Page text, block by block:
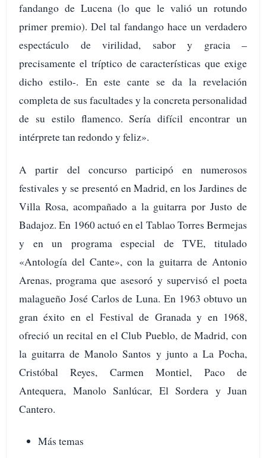
fandango de Lucena (lo que le valió un rotundo
primer premio). Del tal fandango hace un verdadero
espectáculo de virilidad, sabor y gracia –
precisamente el tríptico de características que exige
dicho estilo-. En este cante se da la revelación
completa de sus facultades y la concreta personalidad
de su estilo flamenco. Sería difícil encontrar un
intérprete tan redondo y feliz».
A partir del concurso participó en numerosos
festivales y se presentó en Madrid, en los Jardines de
Villa Rosa, acompañado a la guitarra por Justo de
Badajoz. En 1960 actuó en el Tablao Torres Bermejas
y en un programa especial de TVE, titulado
«Antología del Cante», con la guitarra de Antonio
Arenas, programa que asesoró y supervisó el poeta
malagueño José Carlos de Luna. En 1963 obtuvo un
gran éxito en el Festival de Granada y en 1968,
ofreció un recital en el Club Pueblo, de Madrid, con
la guitarra de Manolo Santos y junto a La Pocha,
Cristóbal Reyes, Carmen Montiel, Paco de
Antequera, Manolo Sanlúcar, El Sordera y Juan
Cantero.
Más temas